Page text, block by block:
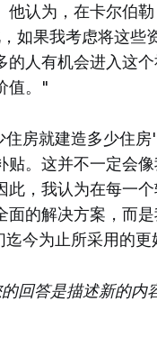
认为，在卡尔伯
如果我考虑将这些
人有机会进入这
值。"
房就建造多少住
。这并不一定会
，我认为在每一
的解决方案，而
今为止所采用的更
回答是描述新的内